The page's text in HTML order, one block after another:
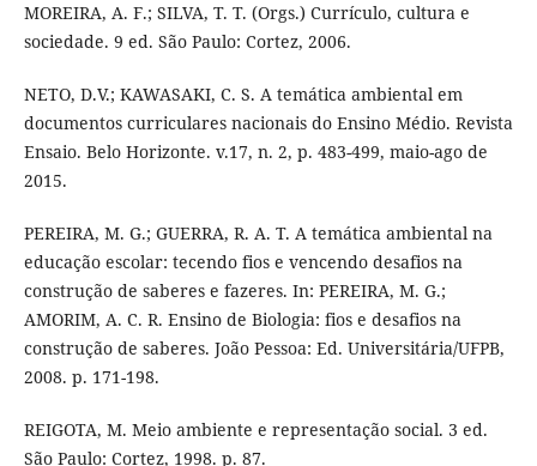
MOREIRA, A. F.; SILVA, T. T. (Orgs.) Currículo, cultura e
sociedade. 9 ed. São Paulo: Cortez, 2006.
NETO, D.V.; KAWASAKI, C. S. A temática ambiental em
documentos curriculares nacionais do Ensino Médio. Revista
Ensaio. Belo Horizonte. v.17, n. 2, p. 483-499, maio-ago de
2015.
PEREIRA, M. G.; GUERRA, R. A. T. A temática ambiental na
educação escolar: tecendo fios e vencendo desafios na
construção de saberes e fazeres. In: PEREIRA, M. G.;
AMORIM, A. C. R. Ensino de Biologia: fios e desafios na
construção de saberes. João Pessoa: Ed. Universitária/UFPB,
2008. p. 171-198.
REIGOTA, M. Meio ambiente e representação social. 3 ed.
São Paulo: Cortez, 1998. p. 87.